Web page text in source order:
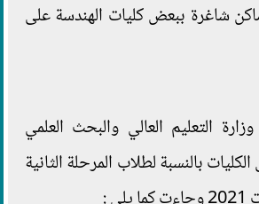
شاغرة ببعض كليات الهندسة على
التعليم العالي والبحث العلمي
بالنسبة لطلاب المرحلة الثانية